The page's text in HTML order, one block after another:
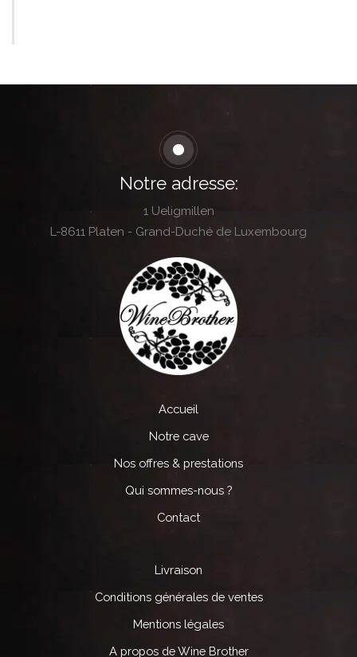
Notre adresse:
1 Ueligmillen
L-8611 Platen - Grand-Duché de Luxembourg
Accueil
Notre cave
Nos offres & prestations
Qui sommes-nous ?
Contact
Livraison
Conditions générales de ventes
Mentions légales
A propos de Wine Brother